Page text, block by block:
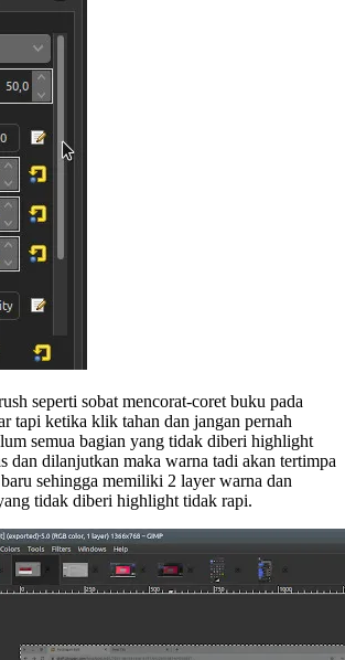
seperti sobat mencorat-coret buku pada
tapi ketika klik tahan dan jangan pernah
semua bagian yang tidak diberi highlight
dan dilanjutkan maka warna tadi akan tertimpa
sehingga memiliki 2 layer warna dan
tidak diberi highlight tidak rapi.